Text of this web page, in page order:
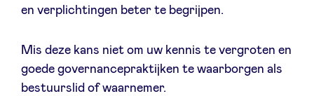
BeAngels x PMV
en verplichtingen beter te begrijpen.
Mis deze kans niet om uw kennis te vergroten en
goede governancepraktijken te waarborgen als
bestuurslid of waarnemer.